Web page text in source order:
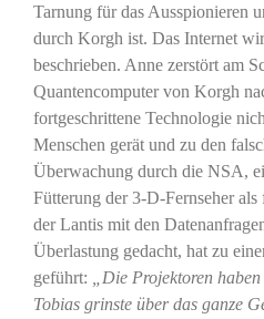
Tarnung für das Ausspionieren
durch Korgh ist. Das Internet
beschrieben. Anne zerstört am
Quantencomputer von Korgh
fortgeschrittene Technologie
Menschen gerät und zu den
Überwachung durch die NSA,
Fütterung der 3-D-Fernseher
der Lantis mit den
Überlastung gedacht, hat zu
geführt:
„Die Projektoren
Tobias grinste über das ganze